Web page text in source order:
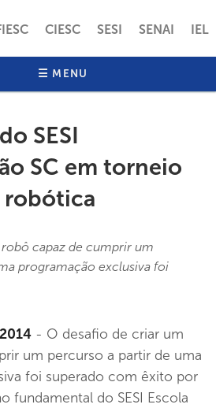
CIESC SESI SENAI IEL
SESI SAÚDE
☰ MENU
SESI
SC em torneio
robótica
capaz de cumprir um
programação exclusiva foi
- O desafio de criar um
um percurso a partir de uma
foi superado com êxito por
fundamental do SESI Escola